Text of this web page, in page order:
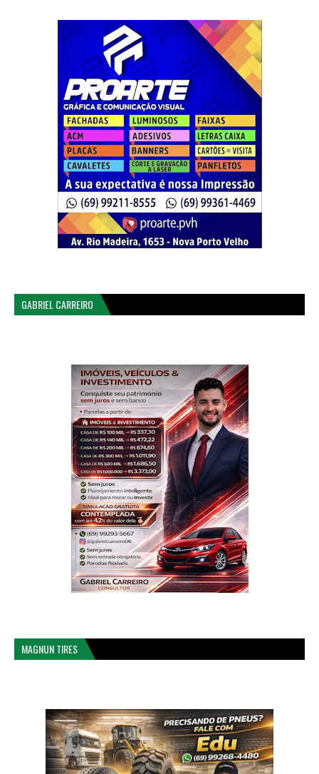
GABRIEL CARREIRO
MAGNUN TIRES